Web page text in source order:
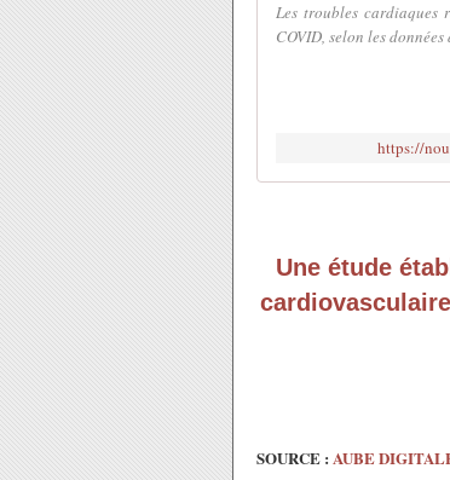
Les troubles cardiaques
COVID, selon les
https://
Une étude
SOURCE : AUBE